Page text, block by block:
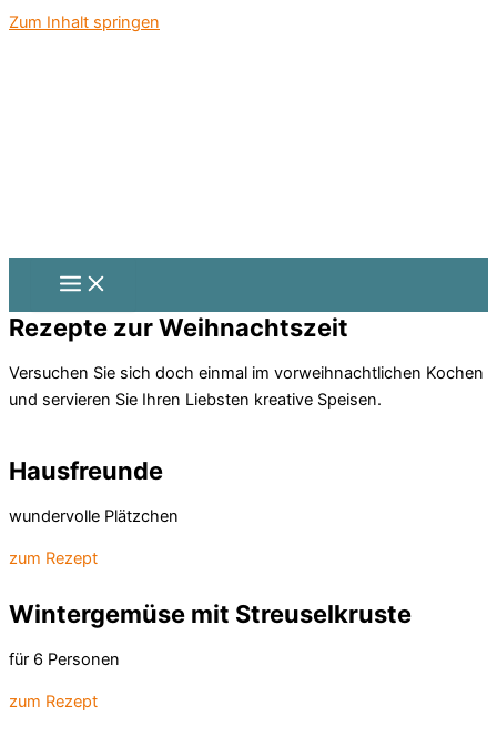
Zum Inhalt springen
Rezepte zur Weihnachtszeit
Versuchen Sie sich doch einmal im vorweihnachtlichen Kochen
und servieren Sie Ihren Liebsten kreative Speisen.
Hausfreunde
wundervolle Plätzchen
zum Rezept
Wintergemüse mit Streuselkruste
für 6 Personen
zum Rezept